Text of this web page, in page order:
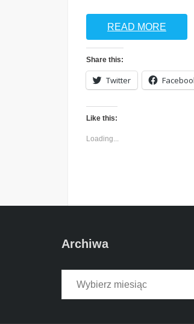
READ MORE
Share this:
Twitter
Like this:
Loading...
Archiwa